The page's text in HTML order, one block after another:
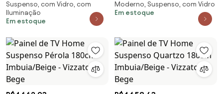
Pérola 180cm Imbuia/Preto -
Vizzato - Preto
Suspenso, com Vidro, com
Iluminação
Em estoque
Quartzo 180cm Atenna/Beige -
Vizzato - Branco
Moderno, Suspenso, com Vidro
Em estoque